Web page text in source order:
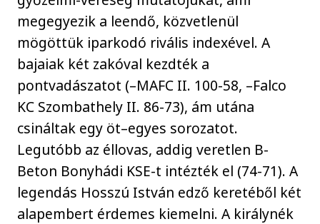
megegyezik a leendő, közvetlenül
mögöttük iparkodó rivális indexével. A
bajaiak két zakóval kezdték a
pontvadászatot (–MAFC II. 100-58, –Falco
KC Szombathely II. 86-73), ám utána
csináltak egy öt–egyes sorozatot.
Legutóbb az éllovas, addig veretlen B-
Beton Bonyhádi KSE-t intézték el (74-71). A
legendás Hosszú István edző keretéből két
alapembert érdemes kiemelni. A királynék